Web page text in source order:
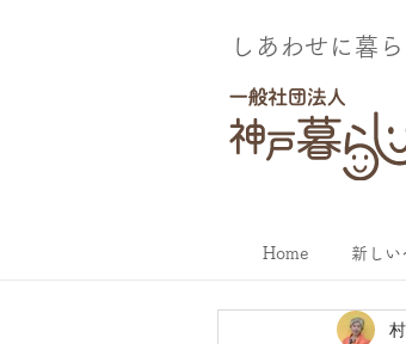
しあわせに暮
Home 新しい